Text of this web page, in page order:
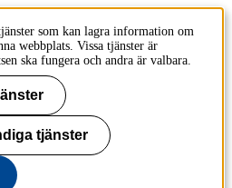
som kan lagra information om
webbplats. Vissa tjänster är
ska fungera och andra är valbara.
tjänster